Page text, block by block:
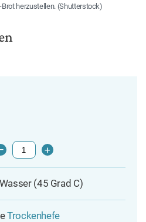
herzustellen. (Shutterstock)
+
(45 Grad C)
Trockenhefe